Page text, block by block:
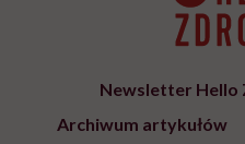
Newsletter Hello
Archiwum artykułów